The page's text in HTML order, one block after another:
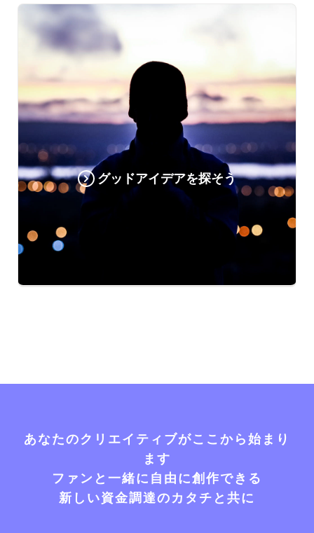
グッドアイデアを探そう
あなたのクリエイティブがここから始まり
ます
ファンと一緒に自由に創作できる
新しい資金調達のカタチと共に